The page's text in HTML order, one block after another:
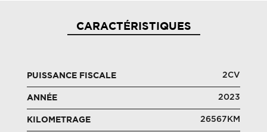
CARACTÉRISTIQUES
PUISSANCE FISCALE 2CV
ANNÉE 2023
KILOMETRAGE 26567KM